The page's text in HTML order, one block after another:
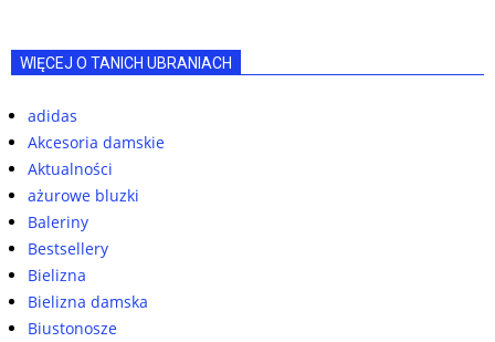
WIĘCEJ O TANICH UBRANIACH
adidas
Akcesoria damskie
Aktualności
ażurowe bluzki
Baleriny
Bestsellery
Bielizna
Bielizna damska
Biustonosze